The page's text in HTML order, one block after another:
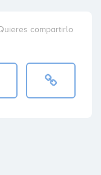
compartirlo